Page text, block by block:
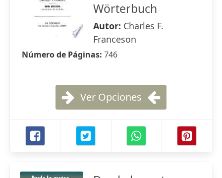
Wörterbuch
Autor: Charles F.
Franceson
Número de Páginas: 746
Ver Opciones